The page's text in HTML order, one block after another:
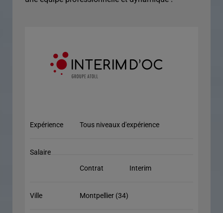
Expérience Tous niveaux d'expérience
Salaire
Contrat
Interim
Ville Montpellier (34)